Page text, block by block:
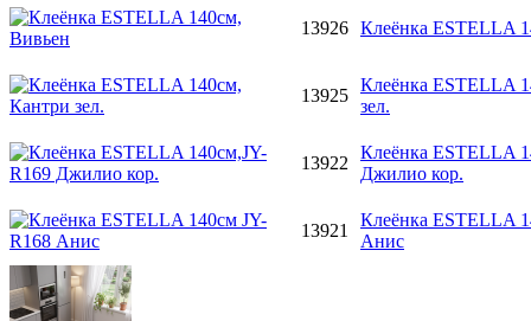
13926 Клеёнка ESTELLA
13925
Клеёнка ESTELLA
зел.
13922
Клеёнка ESTELLA
Джилио кор.
13921
Клеёнка ESTELLA
Анис